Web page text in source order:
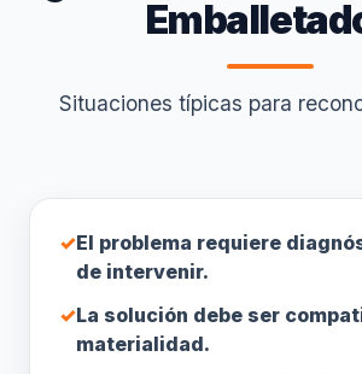
Situaciones típicas para
✓El problema requiere
de intervenir.
✓La solución debe ser
materialidad.